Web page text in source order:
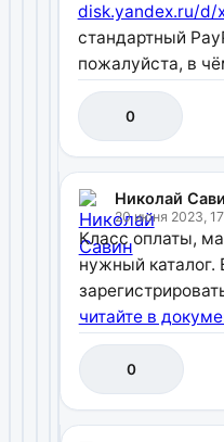
disk.yandex.ru/d/
стандартный
пожалуйста, в
0
Николай
20 июня 2023,
Класс оплаты,
нужный каталог.
читайте в
0